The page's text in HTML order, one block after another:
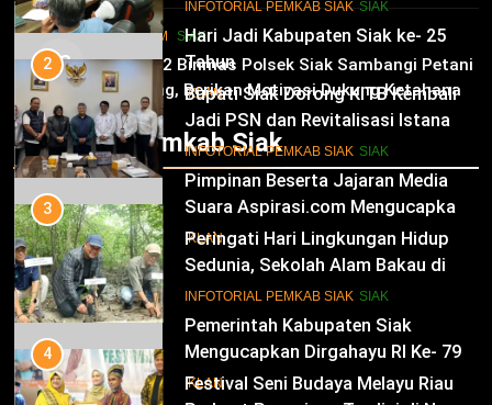
11
Hari Jadi Kabupaten Siak ke- 25
Tahun
IKLAN
12
Pimpinan Beserta Jajaran Media
Suara Aspirasi.com Mengucapkan
Selamat HUT RI Ke-79
IKLAN
13
Pemerintah Kabupaten Siak
Mengucapkan Dirgahayu RI Ke- 79
IKLAN
Tinjau Tanaman Jagung Waga
03
HUKRIM SIAK
Panit 2 Binmas Polsek Siak Sambangi Petani
Jagung, Berikan Motivasi Dukung Ketahanan
Pangan Nasional
Infotorial Pemkab Siak
INFOTORIAL PEMKAB SIAK SIAK
2
Bupati Siak Dorong KITB Kembali
Jadi PSN dan Revitalisasi Istana
Kesultanan Siak
INFOTORIAL PEMKAB SIAK SIAK
3
Peringati Hari Lingkungan Hidup
Sedunia, Sekolah Alam Bakau di
Siak Cetak Generasi Penjaga
Pesisir
INFOTORIAL PEMKAB SIAK SIAK
4
Festival Seni Budaya Melayu Riau